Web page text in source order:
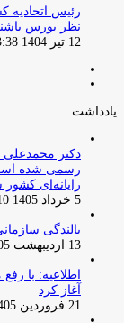
‏رئیس اتحادیه
نظر بورس
12 تیر 1404 23:38
یادداشت
دکتر محمدعلی
رسمی شده
رایانه‌ای کشور
5 خرداد 1405 15:10
بالندگی
13 اردیبهشت 1405 18:56
اطلاعیه: با
آغاز کرد
21 فروردین 1405 22:22